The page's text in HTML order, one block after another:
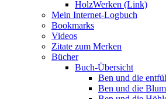
HolzWerken (Link)
Mein Internet-Logbuch
Bookmarks
Videos
Zitate zum Merken
Bücher
Buch-Übersicht
Ben und die
Ben und die